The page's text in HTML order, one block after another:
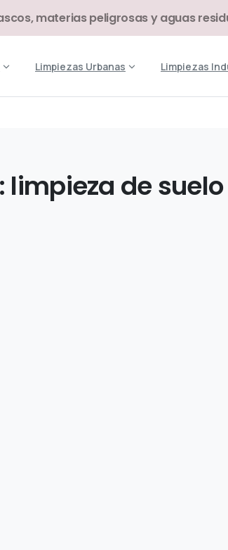
materias peligrosas y aguas
Limpiezas Urbanas Limpiezas
limpieza desuelo